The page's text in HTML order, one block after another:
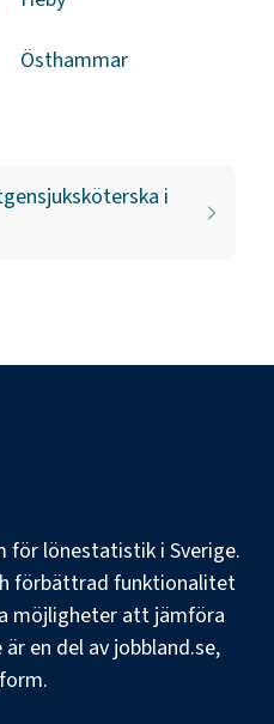
Östhammar
i
för lönestatistik i Sverige.
förbättrad funktionalitet
möjligheter att jämföra
en del av jobbland.se,